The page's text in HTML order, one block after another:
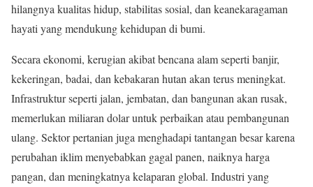
hilangnya kualitas hidup, stabilitas sosial, dan keanekaragaman
hayati yang mendukung kehidupan di bumi.
Secara ekonomi, kerugian akibat bencana alam seperti banjir,
kekeringan, badai, dan kebakaran hutan akan terus meningkat.
Infrastruktur seperti jalan, jembatan, dan bangunan akan rusak,
memerlukan miliaran dolar untuk perbaikan atau pembangunan
ulang. Sektor pertanian juga menghadapi tantangan besar karena
perubahan iklim menyebabkan gagal panen, naiknya harga
pangan, dan meningkatnya kelaparan global. Industri yang